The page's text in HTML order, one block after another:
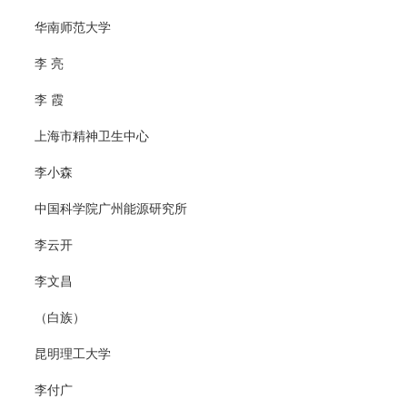
华南师范大学
李 亮
李 霞
上海市精神卫生中心
李小森
中国科学院广州能源研究所
李云开
李文昌
（白族）
昆明理工大学
李付广